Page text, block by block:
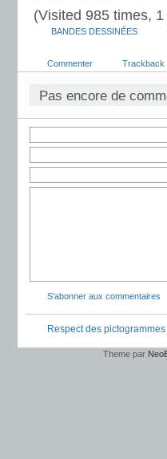
(Visited 985 times,
BANDES DESSINÉES
Commenter Trackback
Pas encore de
S'abonner aux commentaires
Respect des
Theme par